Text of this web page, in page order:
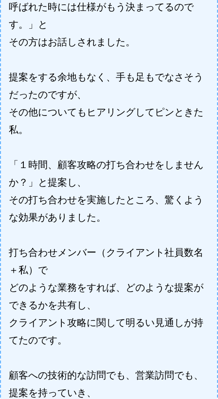
呼ばれた時には仕様がもう決まってるので
す。」と
その方はお話しされました。
提案をする余地もなく、手も足もでなさそう
だったのですが、
その他についてもヒアリングしてピンときた
私。
「１時間、顧客攻略の打ち合わせをしません
か？」と提案し、
その打ち合わせを実施したところ、驚くよう
な効果がありました。
打ち合わせメンバー（クライアント社員数名
＋私）で
どのような業務をすれば、どのような提案が
できるかを共有し、
クライアント攻略に関して明るい見通しが持
てたのです。
顧客への技術的な訪問でも、営業訪問でも、
提案を持っていき、